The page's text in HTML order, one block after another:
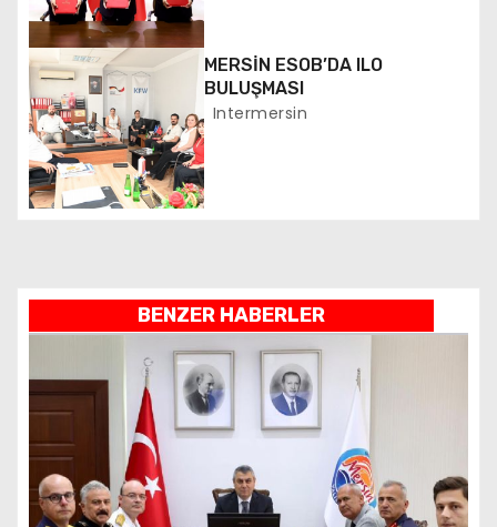
e
s
i
MERSİN ESOB’DA ILO
BULUŞMASI
Intermersin
BENZER HABERLER